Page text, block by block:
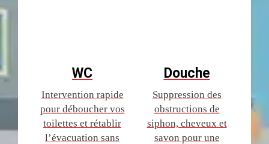
WC
Intervention rapide
pour déboucher vos
toilettes et rétablir
l’évacuation sans
Douche
Suppression des
obstructions de
siphon, cheveux et
savon pour une